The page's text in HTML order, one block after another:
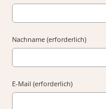
Nachname (erforderlich)
E-Mail (erforderlich)